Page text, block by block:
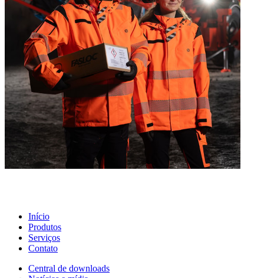
Início
Produtos
Serviços
Contato
Central de downloads